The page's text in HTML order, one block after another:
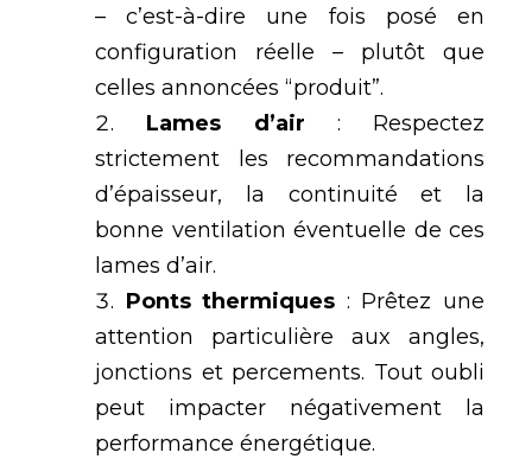
– c’est-à-dire une fois posé en
configuration réelle – plutôt que
celles annoncées “produit”.
Lames d’air : Respectez
strictement les recommandations
d’épaisseur, la continuité et la
bonne ventilation éventuelle de ces
lames d’air.
Ponts thermiques : Prêtez une
attention particulière aux angles,
jonctions et percements. Tout oubli
peut impacter négativement la
performance énergétique.